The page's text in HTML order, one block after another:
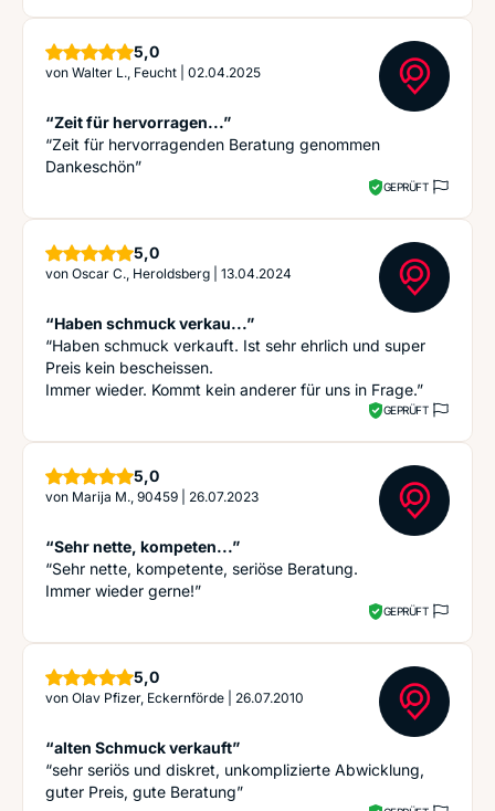
5,0Sterne
von Walter L., Feucht 02.04.2025
“Zeit für hervorragen...”
“Zeit für hervorragenden Beratung genommen
Dankeschön”
GEPRÜFT
5,0Sterne
von Oscar C., Heroldsberg 13.04.2024
“Haben schmuck verkau...”
“Haben schmuck verkauft. Ist sehr ehrlich und super
Preis kein bescheissen.
Immer wieder. Kommt kein anderer für uns in Frage.”
GEPRÜFT
5,0Sterne
von Marija M., 90459 26.07.2023
“Sehr nette, kompeten...”
“Sehr nette, kompetente, seriöse Beratung.
Immer wieder gerne!”
GEPRÜFT
5,0Sterne
von Olav Pfizer, Eckernförde 26.07.2010
“alten Schmuck verkauft”
“sehr seriös und diskret, unkomplizierte Abwicklung,
guter Preis, gute Beratung”